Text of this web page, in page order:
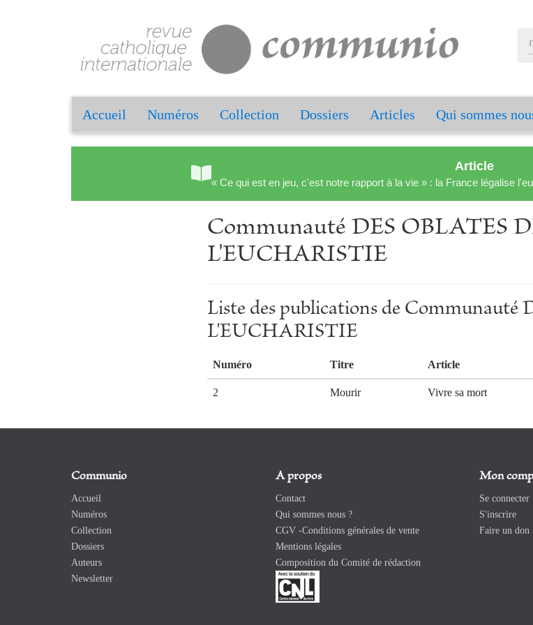
Accueil Numéros Collection Dossiers Articles Qui sommes
Article
« Ce qui est en jeu, c'est notre rapport à la vie » : la France légalise
Communauté DES OBLATES
L'EUCHARISTIE
Liste des publications de Communauté
L'EUCHARISTIE
Numéro Titre Article
2 Mourir Vivre sa mort
Communio
Accueil
Numéros
Collection
Dossiers
Auteurs
Newsletter
A propos
Contact
Qui sommes nous ?
CGV -Conditions générales de vente
Mentions légales
Composition du Comité de rédaction
Mon
Se connecter
S'inscrire
Faire un don